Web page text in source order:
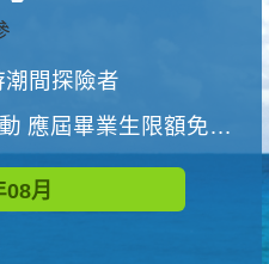
間探險者
屆畢業生限額免費參加
月